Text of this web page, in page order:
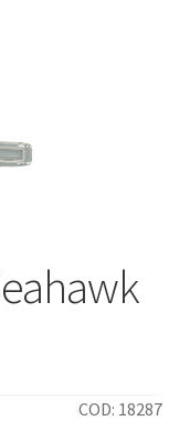
COD: 18287